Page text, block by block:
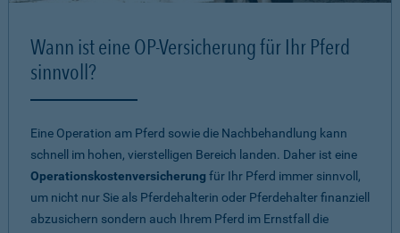
Wann ist eine OP-Versicherung für Ihr Pferd
sinnvoll?
Eine Operation am Pferd sowie die Nachbehandlung kann
schnell im hohen, vierstelligen Bereich landen. Daher ist eine
Operationskostenversicherung für Ihr Pferd immer sinnvoll,
um nicht nur Sie als Pferdehalterin oder Pferdehalter finanziell
abzusichern sondern auch Ihrem Pferd im Ernstfall die